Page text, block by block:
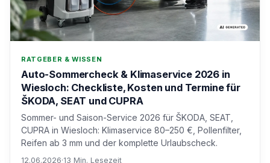
RATGEBER & WISSEN
Auto-Sommercheck & Klimaservice 2026 in
Wiesloch: Checkliste, Kosten und Termine für
ŠKODA, SEAT und CUPRA
Sommer- und Saison-Service 2026 für ŠKODA, SEAT,
CUPRA in Wiesloch: Klimaservice 80–250 €, Pollenfilter,
Reifen ab 3 mm und der komplette Urlaubscheck.
12.06.2026·13 Min. Lesezeit